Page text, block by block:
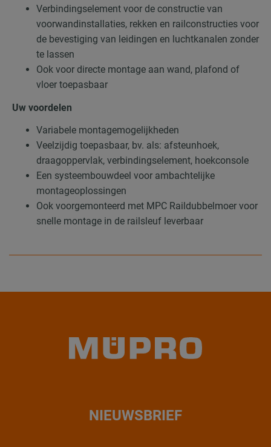
Verbindingselement voor de constructie van
voorwandinstallaties, rekken en railconstructies voor
de bevestiging van leidingen en luchtkanalen zonder
te lassen
Ook voor directe montage aan wand, plafond of
vloer toepasbaar
Uw voordelen
Variabele montagemogelijkheden
Veelzijdig toepasbaar, bv. als: afsteunhoek,
draagoppervlak, verbindingselement, hoekconsole
Een systeembouwdeel voor ambachtelijke
montageoplossingen
Ook voorgemonteerd met MPC Raildubbelmoer voor
snelle montage in de railsleuf leverbaar
NIEUWSBRIEF